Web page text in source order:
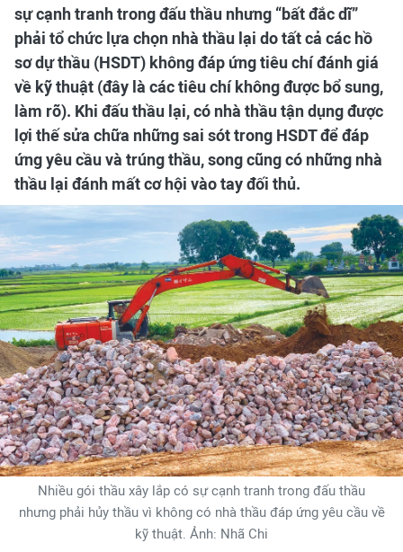
sự cạnh tranh trong đấu thầu nhưng “bất đắc dĩ”
phải tổ chức lựa chọn nhà thầu lại do tất cả các hồ
sơ dự thầu (HSDT) không đáp ứng tiêu chí đánh giá
về kỹ thuật (đây là các tiêu chí không được bổ sung,
làm rõ). Khi đấu thầu lại, có nhà thầu tận dụng được
lợi thế sửa chữa những sai sót trong HSDT để đáp
ứng yêu cầu và trúng thầu, song cũng có những nhà
thầu lại đánh mất cơ hội vào tay đối thủ.
Nhiều gói thầu xây lắp có sự cạnh tranh trong đấu thầu
nhưng phải hủy thầu vì không có nhà thầu đáp ứng yêu cầu về
kỹ thuật. Ảnh: Nhã Chi